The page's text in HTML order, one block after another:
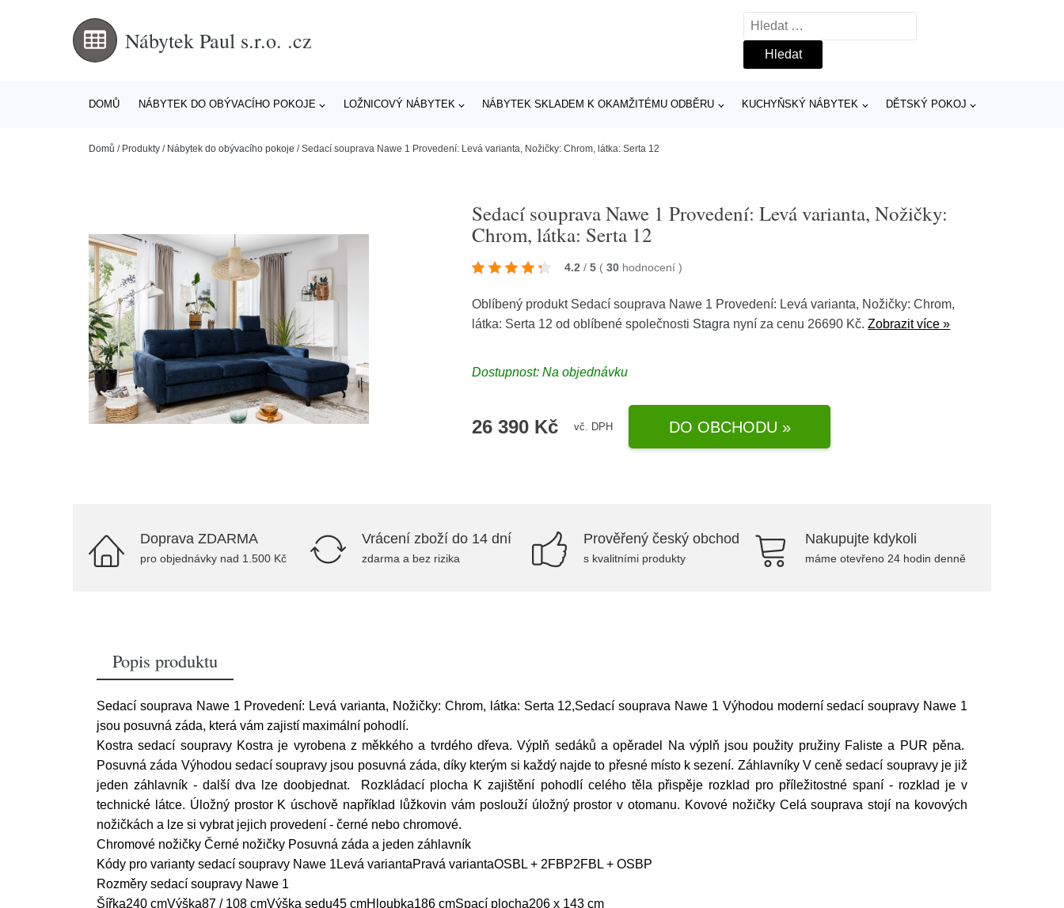
Nábytek Paul s.r.o. .cz
Vyhledávání
DOMŮ NÁBYTEK DO OBÝVACÍHO POKOJE LOŽNICOVÝ NÁBYTEK NÁBYTEK SKLADEM K OKAMŽITÉMU ODBĚRU KUCHYŇSKÝ NÁBYTEK DĚTSKÝ POKOJ
Domů / Produkty / Nábytek do obývacího pokoje /Sedací souprava Nawe 1 Provedení: Levá varianta, Nožičky: Chrom, látka: Serta 12
Sedací souprava Nawe 1 Provedení: Levá varianta, Nožičky:
Chrom, látka: Serta 12
4.2 / 5 ( 30 hodnocení)
Oblíbený produkt Sedací souprava Nawe 1 Provedení: Levá varianta, Nožičky: Chrom,
látka: Serta 12 od oblíbené společnosti Stagra nyní za cenu 26690 Kč.Zobrazit více »
Dostupnost: Na objednávku
26 390 Kč vč. DPH DO OBCHODU »
Doprava ZDARMA
pro objednávky nad 1.500 Kč
Vrácení zboží do 14 dní
zdarma a bez rizika
Prověřený český obchod
s kvalitními produkty
Nakupujte kdykoli
máme otevřeno 24 hodin denně
Popis produktu
Sedací souprava Nawe 1 Provedení: Levá varianta, Nožičky: Chrom, látka: Serta 12,Sedací souprava Nawe 1 Výhodou moderní sedací soupravy Nawe 1
jsou posuvná záda, která vám zajistí maximální pohodlí.
Kostra sedací soupravy Kostra je vyrobena z měkkého a tvrdého dřeva. Výplň sedáků a opěradel Na výplň jsou použity pružiny Faliste a PUR pěna.
Posuvná záda Výhodou sedací soupravy jsou posuvná záda, díky kterým si každý najde to přesné místo k sezení. Záhlavníky V ceně sedací soupravy je již
jeden záhlavník - další dva lze doobjednat. Rozkládací plocha K zajištění pohodlí celého těla přispěje rozklad pro příležitostné spaní - rozklad je v
technické látce. Úložný prostor K úschově například lůžkovin vám poslouží úložný prostor v otomanu. Kovové nožičky Celá souprava stojí na kovových
nožičkách a lze si vybrat jejich provedení - černé nebo chromové.
Chromové nožičky Černé nožičky Posuvná záda a jeden záhlavník
Kódy pro varianty sedací soupravy Nawe 1Levá variantaPravá variantaOSBL + 2FBP2FBL + OSBP
Rozměry sedací soupravy Nawe 1
Šířka240 cmVýška87 / 108 cmVýška sedu45 cmHloubka186 cmSpací plocha206 x 143 cm